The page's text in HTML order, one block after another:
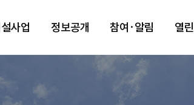
사업 정보공개 참여·알림 열